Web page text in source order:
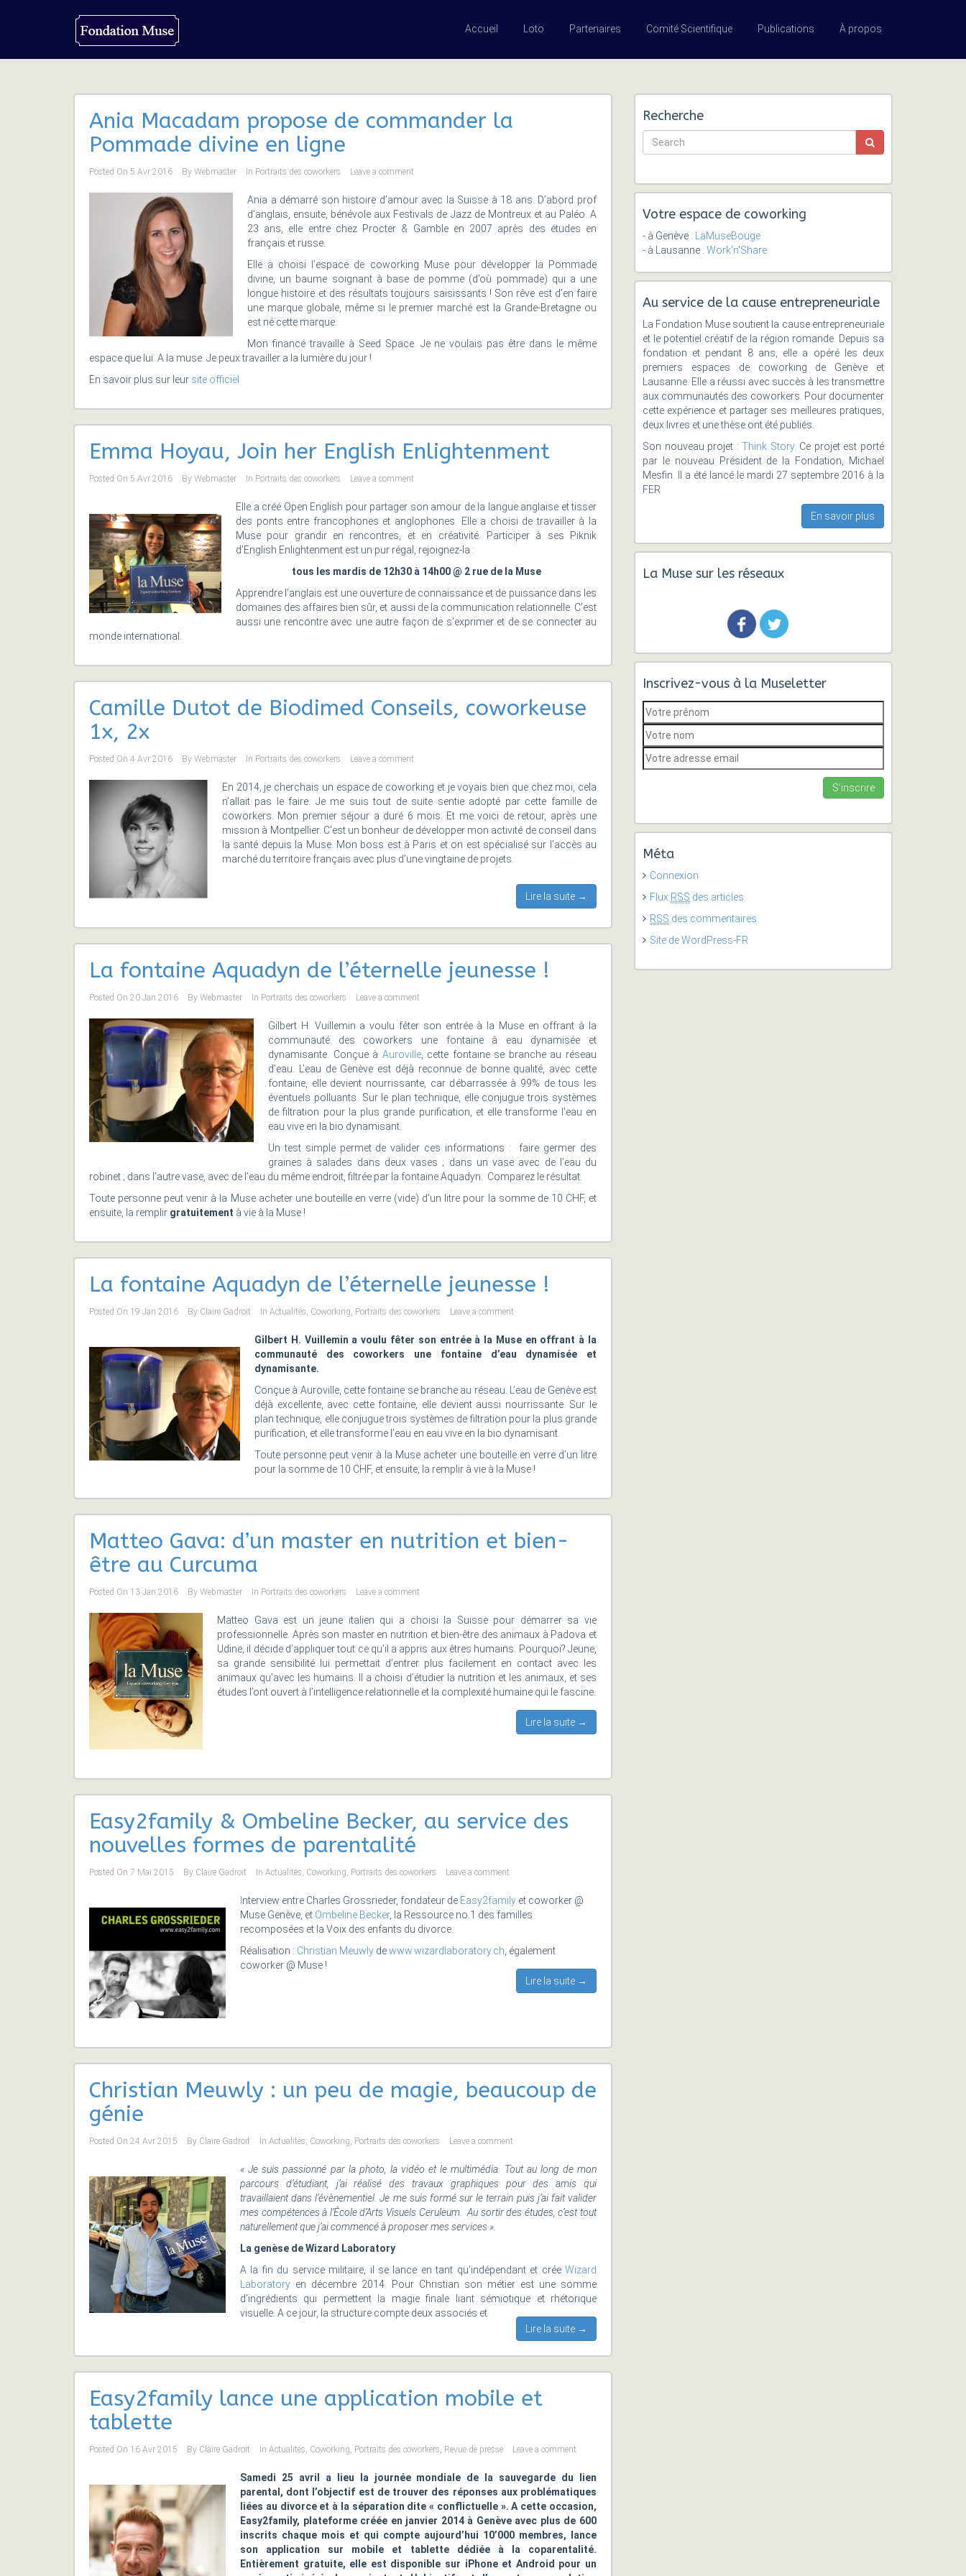
Accueil Loto Partenaires Comité Scientifique Publications À propos
Ania Macadam propose de commander la
Pommade divine en ligne
Posted On 5 Avr 2016 By Webmaster In Portraits des coworkers Leave a comment
Ania a démarré son histoire d’amour avec la Suisse à 18 ans. D’abord prof
d’anglais, ensuite, bénévole aux Festivals de Jazz de Montreux et au Paléo. A
23 ans, elle entre chez Procter & Gamble en 2007 après des études en
français et russe.
Elle a choisi l’espace de coworking Muse pour développer la Pommade
divine, un baume soignant à base de pomme (d’où pommade) qui a une
longue histoire et des résultats toujours saisissants ! Son rêve est d’en faire
une marque globale, même si le premier marché est la Grande-Bretagne ou
est né cette marque.
Mon financé travaille à Seed Space. Je ne voulais pas être dans le même
espace que lui. A la muse. Je peux travailler a la lumière du jour !
En savoir plus sur leur site officiel
Emma Hoyau, Join her English Enlightenment
Posted On 5 Avr 2016 By Webmaster In Portraits des coworkers Leave a comment
Elle a créé Open English pour partager son amour de la langue anglaise et tisser
des ponts entre francophones et anglophones. Elle a choisi de travailler à la
Muse pour grandir en rencontres, et en créativité. Participer à ses Piknik
d’English Enlightenment est un pur régal, rejoignez-la :
tous les mardis de 12h30 à 14h00 @ 2 rue de la Muse
Apprendre l’anglais est une ouverture de connaissance et de puissance dans les
domaines des affaires bien sûr, et aussi de la communication relationnelle. C’est
aussi une rencontre avec une autre façon de s’exprimer et de se connecter au
monde international.
Camille Dutot de Biodimed Conseils, coworkeuse
1x, 2x
Posted On 4 Avr 2016 By Webmaster In Portraits des coworkers Leave a comment
En 2014, je cherchais un espace de coworking et je voyais bien que chez moi, cela
n’allait pas le faire. Je me suis tout de suite sentie adopté par cette famille de
coworkers. Mon premier séjour a duré 6 mois. Et me voici de retour, après une
mission à Montpellier. C’est un bonheur de développer mon activité de conseil dans
la santé depuis la Muse. Mon boss est à Paris et on est spécialisé sur l’accès au
marché du territoire français avec plus d’une vingtaine de projets.
Lire la suite →
La fontaine Aquadyn de l’éternelle jeunesse !
Posted On 20 Jan 2016 By Webmaster In Portraits des coworkers Leave a comment
Gilbert H. Vuillemin a voulu fêter son entrée à la Muse en offrant à la
communauté des coworkers une fontaine à eau dynamisée et
dynamisante. Conçue à Auroville, cette fontaine se branche au réseau
d’eau. L’eau de Genève est déjà reconnue de bonne qualité, avec cette
fontaine, elle devient nourrissante, car débarrassée à 99% de tous les
éventuels polluants. Sur le plan technique, elle conjugue trois systèmes
de filtration pour la plus grande purification, et elle transforme l’eau en
eau vive en la bio dynamisant.
Un test simple permet de valider ces informations : faire germer des
graines à salades dans deux vases ; dans un vase avec de l’eau du
robinet ; dans l’autre vase, avec de l’eau du même endroit, filtrée par la fontaine Aquadyn. Comparez le résultat.
Toute personne peut venir à la Muse acheter une bouteille en verre (vide) d’un litre pour la somme de 10 CHF, et
ensuite, la remplir gratuitement à vie à la Muse !
La fontaine Aquadyn de l’éternelle jeunesse !
Posted On 19 Jan 2016 By Claire Gadroit In Actualités, Coworking, Portraits des coworkers Leave a comment
Gilbert H. Vuillemin a voulu fêter son entrée à la Muse en offrant à la
communauté des coworkers une fontained’eau dynamisée et
dynamisante.
Conçue à Auroville, cette fontaine se branche au réseau. L’eau de Genève est
déjà excellente, avec cette fontaine , elle devient aussi nourrissante. Sur le
plan technique, elle conjugue trois systèmes de filtration pour la plus grande
purification, et elle transforme l’eau en eau vive en la bio dynamisant.
Toute personne peut venir à la Muse acheter une bouteille en verre d’un litre
pour la somme de 10 CHF, et ensuite, la remplir à vie à la Muse !
Matteo Gava: d’un master en nutrition et bien-
être au Curcuma
Posted On 13 Jan 2016 By Webmaster In Portraits des coworkers Leave a comment
Matteo Gava est un jeune italien qui a choisi la Suisse pour démarrer sa vie
professionnelle. Après son master en nutrition et bien-être des animaux à Padova et
Udine, il décide d’appliquer tout ce qu’il a appris aux êtres humains. Pourquoi? Jeune,
sa grande sensibilité lui permettait d’entrer plus facilement en contact avec les
animaux qu’avec les humains. Il a choisi d’étudier la nutrition et les animaux, et ses
études l’ont ouvert à l’intelligence relationnelle et la complexité humaine qui le fascine.
Lire la suite →
Easy2family & Ombeline Becker, au service des
nouvelles formes de parentalité
Posted On 7 Mai 2015 By Claire Gadroit In Actualités, Coworking, Portraits des coworkers Leave a comment
nterview entre Charles Grossrieder, fondateur de Easy2family et coworker @
Muse Genève, et Ombeline Becker, la Ressource no.1 des familles
recomposées et la Voix des enfants du divorce.
Réalisation : Christian Meuwly dewww.wizardlaboratory.ch, également
coworker @ Muse !
Lire la suite →
Christian Meuwly : un peu de magie, beaucoup de
génie
Posted On 24 Avr 2015 By Claire Gadroit In Actualités, Coworking, Portraits des coworkers Leave a comment
« Je suis passionné par la photo, la vidéo et le multimédia. Tout au long de mon
parcours d’étudiant, j’ai réalisé des travaux graphiques pour des amis qui
travaillaient dans l’évènementiel. Je me suis formé sur le terrain puis j’ai fait valider
mes compétences à l’École d’Arts Visuels Ceruleum. Au sortir des études, c’est tout
naturellement que j’ai commencé à proposer mes services ».
La genèse de Wizard Laboratory
A la fin du service militaire, il se lance en tant qu’indépendant et crée Wizard
Laboratory en décembre 2014. Pour Christian son métier est une somme
d’ingrédients qui permettent la magie finale liant sémiotique et rhétorique
visuelle. A ce jour, la structure compte deux associés et
Lire la suite →
Easy2family lance une application mobile et
tablette
Posted On 16 Avr 2015 By Claire Gadroit In Actualités, Coworking, Portraits des coworkers, Revue de presse Leave a comment
Samedi 25 avril a lieu la journée mondiale de la sauvegarde du lien
parental, dont l’objectif est de trouver des réponses aux problématiques
liées au divorce et à la séparation dite « conflictuelle ». A cette occasion,
Easy2family, plateforme créée en janvier 2014 à Genève avec plus de 600
inscrits chaque mois et qui compte aujourd’hui 10’000 membres, lance
son application sur mobile et tablette dédiée à la coparentalité.
Entièrement gratuite, elle est disponible sur iPhone et Android pour un
Recherche
Votre espace de coworking
- à Genève :
LaMuseBouge
- à Lausanne : Work'n'Share
Au service de la cause entrepreneuriale
La Fondation Muse soutient la cause entrepreneuriale
et le potentiel créatif de la région romande. Depuis sa
fondation et pendant 8 ans, elle a opéré les deux
premiers espaces de coworking de Genève et
Lausanne. Elle a réussi avec succès à les transmettre
aux communautés des coworkers. Pour documenter
cette expérience et partager ses meilleures pratiques,
deux livres et une thèse ont été publiés.
Son nouveau projet :Think Story. Ce projet est porté
par le nouveau Président de la Fondation, Michael
Mesfin. Il a été lancé le mardi 27 septembre 2016 à la
FER
En savoir plus
La Muse sur les réseaux
Inscrivez-vous à la Museletter
Méta
Connexion
Flux RSS des articles
RSS des commentaires
Site de WordPress-FR